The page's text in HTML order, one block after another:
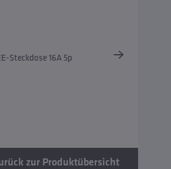
Steckdose 16A 5p
zur Produktübersicht